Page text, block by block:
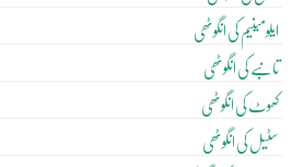
ایلومینیم کی انگوٹھی
تانبے کی انگوٹھی
کھوٹ کی انگوٹھی
سٹیل کی انگوٹھی